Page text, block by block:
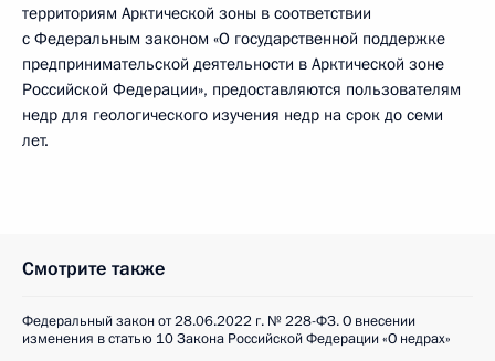
территориям Арктической зоны в соответствии
с Федеральным законом «О государственной поддержке
предпринимательской деятельности в Арктической зоне
Российской Федерации», предоставляются пользователям
недр для геологического изучения недр на срок до семи
лет.
Смотрите также
Федеральный закон от 28.06.2022 г. № 228-ФЗ. О внесении
изменения в статью 10 Закона Российской Федерации «О недрах»